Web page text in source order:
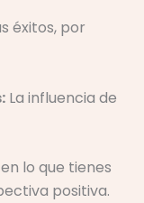
éxitos, por
La influencia de
lo que tienes
positiva.